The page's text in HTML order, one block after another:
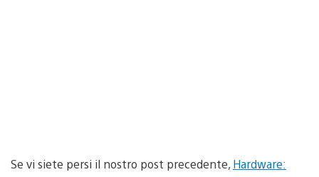
Se vi siete persi il nostro post precedente, Hardware: